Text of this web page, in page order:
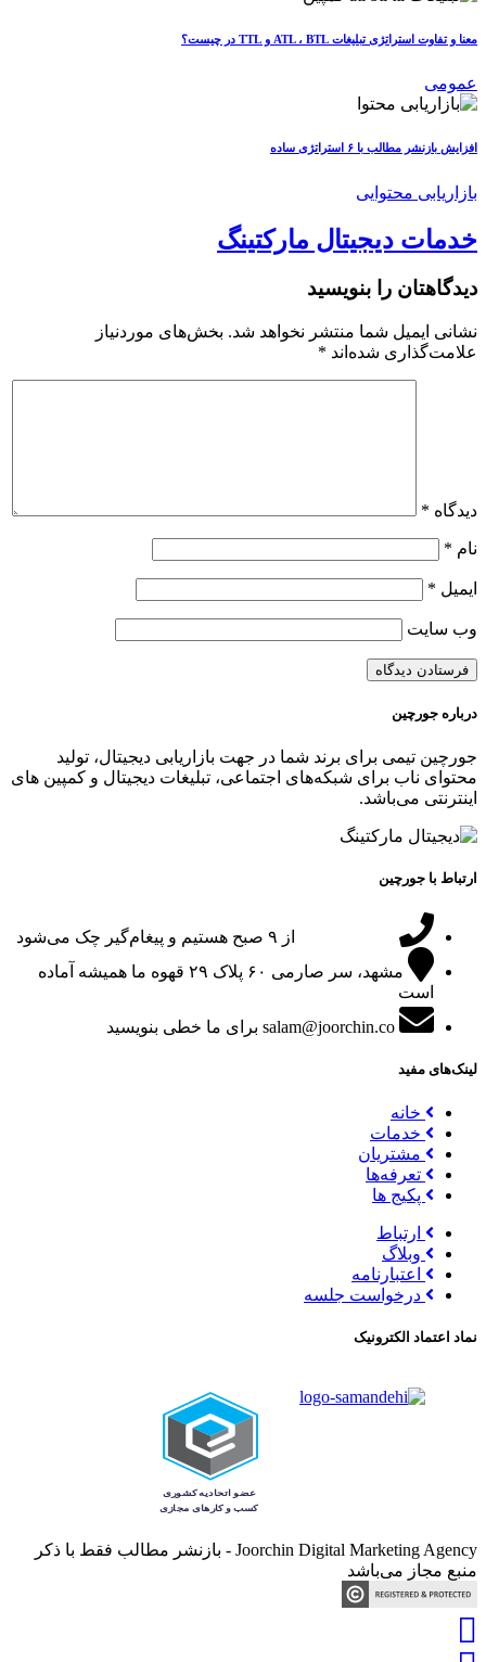
معنا و تفاوت استراتژی تبلیغات ATL ، BTL و TTL در چیست؟
عمومی
افزایش بازنشر مطالب با ۶ استراتژی ساده
بازاریابی محتوایی
خدمات دیجیتال مارکتینگ
دیدگاهتان را بنویسید
نشانی ایمیل شما منتشر نخواهد شد. بخش‌های موردنیاز
علامت‌گذاری شده‌اند *
دیدگاه *
نام *
ایمیل *
وب‌ سایت
درباره جورچین
جورچین تیمی برای برند شما در جهت بازاریابی دیجیتال، تولید
محتوای ناب برای شبکه‌های اجتماعی، تبلیغات دیجیتال و کمپین های
اینترنتی می‌باشد.
ارتباط با جورچین
از ۹ صبح هستیم و پیغام‌گیر چک می‌شود
مشهد، سر صارمی ۶۰ پلاک ۲۹
قهوه ما همیشه آماده
است
salam@joorchin.co برای ما خطی بنویسید
لینک‌های مفید
خانه
خدمات
مشتریان
تعرفه‌ها
پکیج ها
ارتباط
وبلاگ
اعتبارنامه
درخواست جلسه
نماد اعتماد الکترونیک
Joorchin Digital Marketing Agency - بازنشر مطالب فقط با ذکر
منبع مجاز می‌باشد